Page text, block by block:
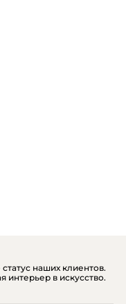
наших клиентов.
в искусство.